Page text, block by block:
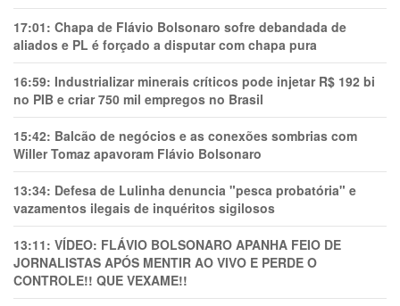
17:01: Chapa de Flávio Bolsonaro sofre debandada de
aliados e PL é forçado a disputar com chapa pura
16:59: Industrializar minerais críticos pode injetar R$ 192 bi
no PIB e criar 750 mil empregos no Brasil
15:42: Balcão de negócios e as conexões sombrias com
Willer Tomaz apavoram Flávio Bolsonaro
13:34: Defesa de Lulinha denuncia "pesca probatória" e
vazamentos ilegais de inquéritos sigilosos
13:11: VÍDEO: FLÁVIO BOLSONARO APANHA FEIO DE
JORNALISTAS APÓS MENTIR AO VIVO E PERDE O
CONTROLE!! QUE VEXAME!!